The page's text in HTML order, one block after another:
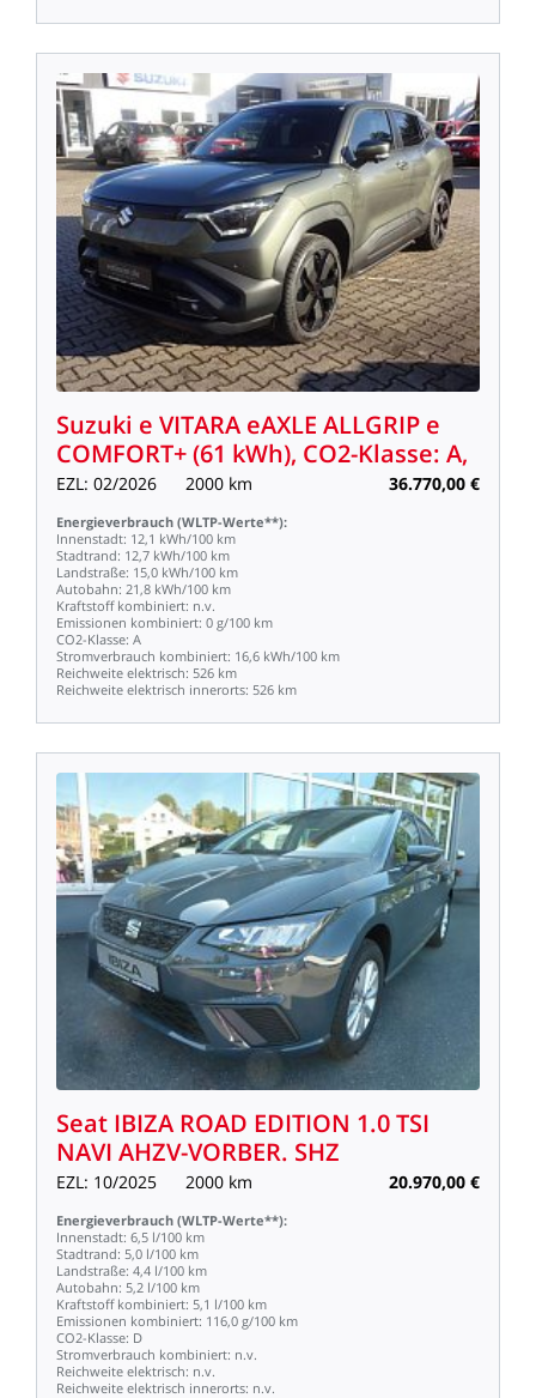
Suzuki e VITARA eAXLE ALLGRIP e
COMFORT+(61 kWh), CO2-Klasse: A,
EZL: 02/2026 2000 km 36.770,00 €
Energieverbrauch (WLTP-Werte**):
Innenstadt: 12,1 kWh/100 km
Stadtrand: 12,7 kWh/100 km
Landstraße: 15,0 kWh/100 km
Autobahn: 21,8 kWh/100 km
Kraftstoff kombiniert: n.v.
Emissionen kombiniert: 0 g/100 km
CO2-Klasse: A
Stromverbrauch kombiniert: 16,6 kWh/100 km
Reichweite elektrisch: 526 km
Reichweite elektrisch innerorts: 526 km
Seat IBIZA ROAD EDITION 1.0TSI
NAVI AHZV-VORBER. SHZ
EZL: 10/2025 2000 km 20.970,00 €
Energieverbrauch (WLTP-Werte**):
Innenstadt: 6,5 l/100 km
Stadtrand: 5,0 l/100 km
Landstraße: 4,4 l/100 km
Autobahn: 5,2 l/100 km
Kraftstoff kombiniert: 5,1 l/100 km
Emissionen kombiniert: 116,0 g/100 km
CO2-Klasse: D
Stromverbrauch kombiniert: n.v.
Reichweite elektrisch: n.v.
Reichweite elektrisch innerorts: n.v.